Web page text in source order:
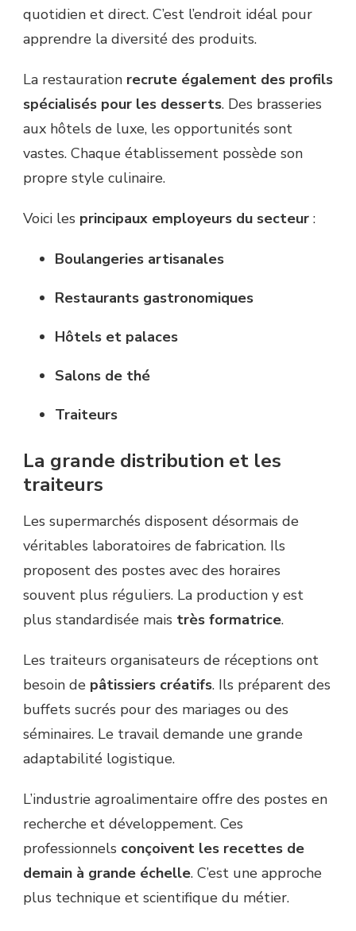
quotidien et direct. C’est l’endroit idéal pour
apprendre la diversité des produits.
La restauration recrute également des profils
spécialisés pour les desserts. Des brasseries
aux hôtels de luxe, les opportunités sont
vastes. Chaque établissement possède son
propre style culinaire.
Voici les principaux employeurs du secteur :
Boulangeries artisanales
Restaurants gastronomiques
Hôtels et palaces
Salons de thé
Traiteurs
La grande distribution et les
traiteurs
Les supermarchés disposent désormais de
véritables laboratoires de fabrication. Ils
proposent des postes avec des horaires
souvent plus réguliers. La production y est
plus standardisée mais très formatrice.
Les traiteurs organisateurs de réceptions ont
besoin de pâtissiers créatifs. Ils préparent des
buffets sucrés pour des mariages ou des
séminaires. Le travail demande une grande
adaptabilité logistique.
L’industrie agroalimentaire offre des postes en
recherche et développement. Ces
professionnels conçoivent les recettes de
demain à grande échelle. C’est une approche
plus technique et scientifique du métier.